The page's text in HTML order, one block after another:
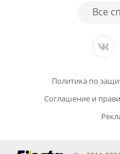
Все
Политика по
Соглашение и